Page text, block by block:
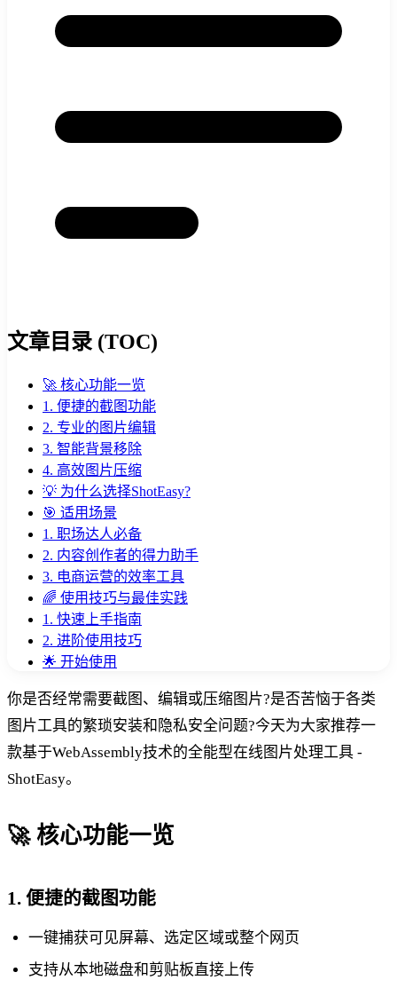
文章目录 (TOC)
🚀 核心功能一览
1. 便捷的截图功能
2. 专业的图片编辑
3. 智能背景移除
4. 高效图片压缩
💡 为什么选择ShotEasy?
🎯 适用场景
1. 职场达人必备
2. 内容创作者的得力助手
3. 电商运营的效率工具
🌈 使用技巧与最佳实践
1. 快速上手指南
2. 进阶使用技巧
🌟 开始使用
你是否经常需要截图、编辑或压缩图片?是否苦恼于各类
图片工具的繁琐安装和隐私安全问题?今天为大家推荐一
款基于WebAssembly技术的全能型在线图片处理工具 -
ShotEasy。
🚀 核心功能一览
1. 便捷的截图功能
一键捕获可见屏幕、选定区域或整个网页
支持从本地磁盘和剪贴板直接上传